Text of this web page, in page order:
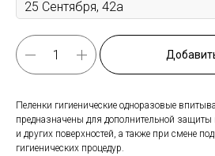
Пеленки гигиенические одноразовые
предназначены для дополнительной защиты
и других поверхностей, а также при смене
гигиенических процедур.